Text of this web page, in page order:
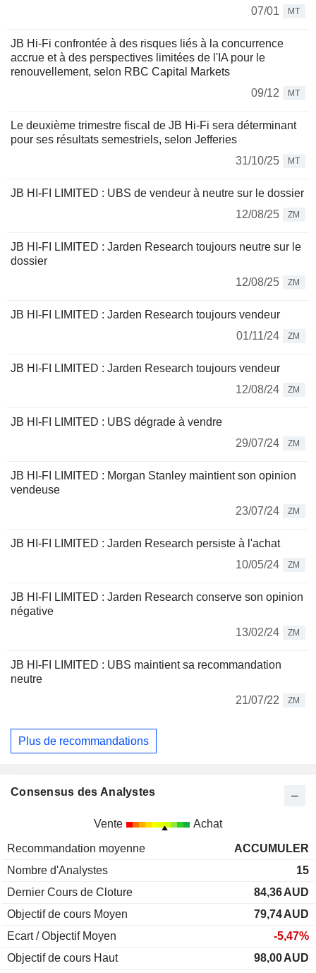
07/01 MT
JB Hi-Fi confrontée à des risques liés à la concurrence
accrue et à des perspectives limitées de l'IA pour le
renouvellement, selon RBC Capital Markets
09/12
MT
Le deuxième trimestre fiscal de JB Hi-Fi sera déterminant
pour ses résultats semestriels, selon Jefferies
31/10/25
MT
JB HI-FI LIMITED : UBS de vendeur à neutre sur le dossier
12/08/25
ZM
JB HI-FI LIMITED : Jarden Research toujours neutre sur le
dossier
12/08/25
ZM
JB HI-FI LIMITED : Jarden Research toujours vendeur
01/11/24
ZM
JB HI-FI LIMITED : Jarden Research toujours vendeur
12/08/24
ZM
JB HI-FI LIMITED : UBS dégrade à vendre
29/07/24
ZM
JB HI-FI LIMITED : Morgan Stanley maintient son opinion
vendeuse
23/07/24
ZM
JB HI-FI LIMITED : Jarden Research persiste à l'achat
10/05/24
ZM
JB HI-FI LIMITED : Jarden Research conserve son opinion
négative
13/02/24
ZM
JB HI-FI LIMITED : UBS maintient sa recommandation
neutre
21/07/22
ZM
Plus de recommandations
Consensus des Analystes
Vente Achat
Recommandation moyenne
ACCUMULER
Nombre d'Analystes
15
Dernier Cours de Cloture
84,36AUD
Objectif de cours Moyen
79,74AUD
Ecart / Objectif Moyen
-5,47%
Objectif de cours Haut
98,00AUD